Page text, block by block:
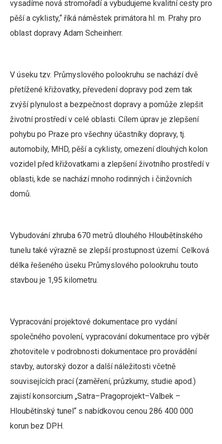
vysadíme nová stromořadí a vybudujeme kvalitní cesty pro
pěší a cyklisty,“ říká náměstek primátora hl. m. Prahy pro
oblast dopravy Adam Scheinherr.
V úseku tzv. Průmyslového polookruhu se nachází dvě
přetížené křižovatky, převedení dopravy pod zem tak
zvýší plynulost a bezpečnost dopravy a pomůže zlepšit
životní prostředí v celé oblasti. Cílem úprav je zlepšení
pohybu po Praze pro všechny účastníky dopravy, tj.
automobily, MHD, pěší a cyklisty, omezení dlouhých kolon
vozidel před křižovatkami a zlepšení životního prostředí v
oblasti, kde se nachází mnoho rodinných i činžovních
domů.
Vybudování zhruba 670 metrů dlouhého Hloubětínského
tunelu také výrazně se zlepší prostupnost území. Celková
délka řešeného úseku Průmyslového polookruhu touto
stavbou je 1,95 kilometru.
Vypracování projektové dokumentace pro vydání
společného povolení, vypracování dokumentace pro výběr
zhotovitele v podrobnosti dokumentace pro provádění
stavby, autorský dozor a další náležitosti včetně
souvisejících prací (zaměření, průzkumy, studie apod.)
zajistí konsorcium „Satra–Pragoprojekt–Valbek –
Hloubětínský tunel“ s nabídkovou cenou 286 400 000
korun bez DPH.